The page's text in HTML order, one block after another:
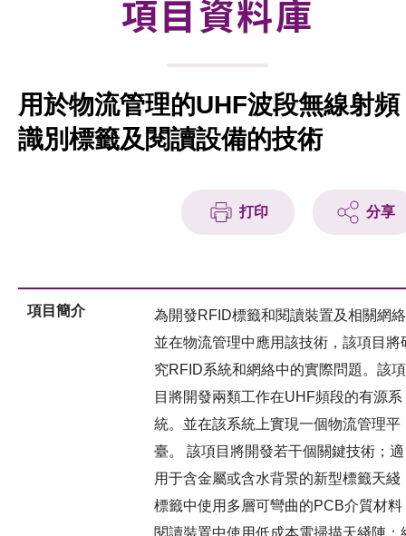
徵求研發項目計劃書
項目夥伴
活動及消息
項目資料庫
用於物流管理的UHF波段無線射頻
識別標籤及閱讀設備的技術
打印 分享
項目簡介
為開發RFID標籤和閱讀裝置及相關網絡
並在物流管理中應用該技術，該項目將
究RFID系統和網絡中的實際問題。該項
目將開發兩類工作在UHF頻段的有源系
統。並在該系統上實現一個物流管理平
臺。 該項目將開發若干個關鍵技術；適
用于含金屬或含水背景的新型標籤天綫
標籤中使用多層可彎曲的PCB介質材料
閱讀裝置中使用低成本電掃描天綫陣；